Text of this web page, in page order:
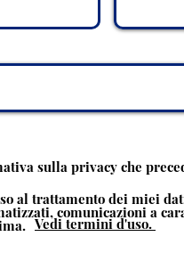
sulla privacy che
al trattamento dei miei
comunicazioni a
Vedi termini d'uso.